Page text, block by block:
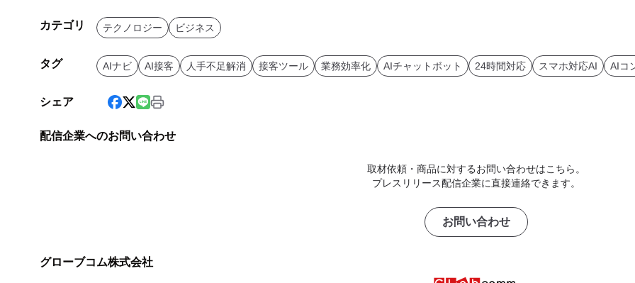
カテゴリ テクノロジー ビジネス
タグ AIナビ AI接客 人手不足解消 接客ツール 業務効率化 AIチャットボット 24時間対応 スマホ対応AI AIコ
シェア
配信企業へのお問い合わせ
取材依頼・商品に対するお問い合わせはこちら。
プレスリリース配信企業に直接連絡できます。
お問い合わせ
グローブコム株式会社